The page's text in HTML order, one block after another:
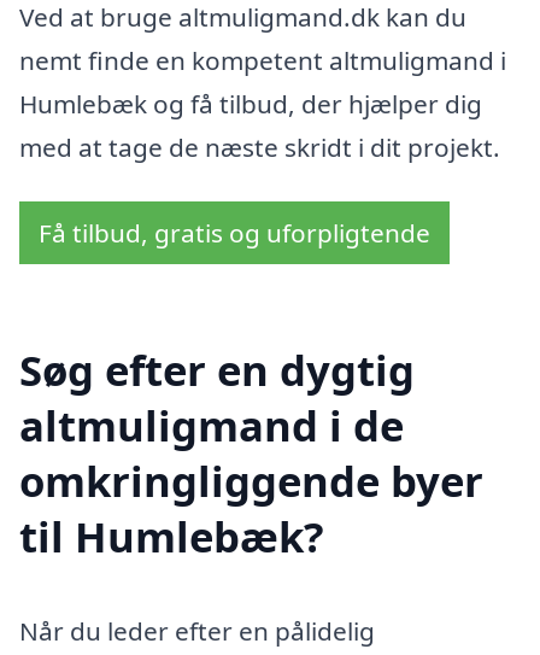
Ved at bruge altmuligmand.dk kan du
nemt finde en kompetent altmuligmand i
Humlebæk og få tilbud, der hjælper dig
med at tage de næste skridt i dit projekt.
Få tilbud, gratis og uforpligtende
Søg efter en dygtig
altmuligmand i de
omkringliggende byer
til Humlebæk?
Når du leder efter en pålidelig